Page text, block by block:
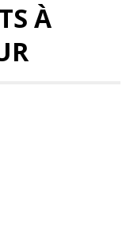
À